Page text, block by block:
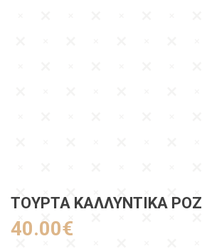
ΤΟΥΡΤΑ ΚΑΛΛΥΝΤΙΚΑ ΡΟΖ
40.00€